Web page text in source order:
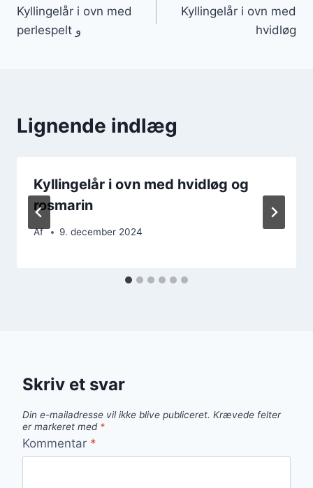
Kyllingelår i ovn med
perlespelt و
Kyllingelår i ovn med
hvidløg
Lignende indlæg
Kyllingelår i ovn med hvidløg og
rosmarin
Af 9. december 2024
Skriv et svar
Din e-mailadresse vil ikke blive publiceret. Krævede felter
er markeret med *
Kommentar *